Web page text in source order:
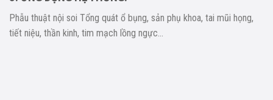
Phẫu thuật nội soi Tổng quát ổ bụng, sản phụ khoa, tai mũi họng,
tiết niệu, thần kinh, tim mạch lồng ngực…